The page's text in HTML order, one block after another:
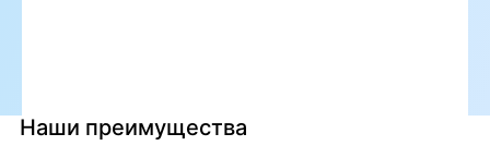
Наши преимущества